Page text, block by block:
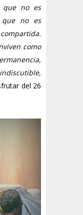
que no es
que no es
como
del 26